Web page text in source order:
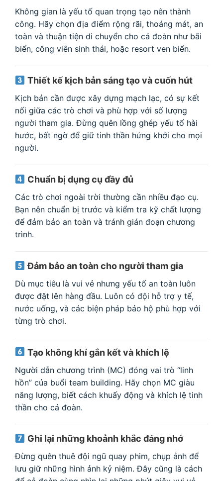
Không gian là yếu tố quan trọng tạo nên thành
công. Hãy chọn địa điểm rộng rãi, thoáng mát, an
toàn và thuận tiện di chuyển cho cả đoàn như bãi
biển, công viên sinh thái, hoặc resort ven biển.
Thiết kế kịch bản sáng tạo và cuốn hút
Kịch bản cần được xây dựng mạch lạc, có sự kết
nối giữa các trò chơi và phù hợp với số lượng
người tham gia. Đừng quên lồng ghép yếu tố hài
hước, bất ngờ để giữ tinh thần hứng khởi cho mọi
người.
Chuẩn bị dụng cụ đầy đủ
Các trò chơi ngoài trời thường cần nhiều đạo cụ.
Bạn nên chuẩn bị trước và kiểm tra kỹ chất lượng
để đảm bảo an toàn và tránh gián đoạn chương
trình.
Đảm bảo an toàn cho người tham gia
Dù mục tiêu là vui vẻ nhưng yếu tố an toàn luôn
được đặt lên hàng đầu. Luôn có đội hỗ trợ y tế,
nước uống, và các biện pháp bảo hộ phù hợp với
từng trò chơi.
Tạo không khí gắn kết và khích lệ
Người dẫn chương trình (MC) đóng vai trò “linh
hồn” của buổi team building. Hãy chọn MC giàu
năng lượng, biết cách khuấy động và khích lệ tinh
thần cho cả đoàn.
Ghi lại những khoảnh khắc đáng nhớ
Đừng quên thuê đội ngũ quay phim, chụp ảnh để
lưu giữ những hình ảnh kỷ niệm. Đây cũng là cách